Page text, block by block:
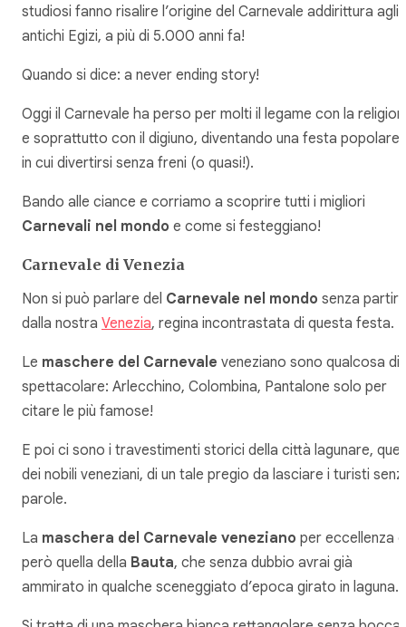
studiosi fanno risalire l’origine del Carnevale addirittura agli
antichi Egizi, a più di 5.000 anni fa!
Quando si dice: a never ending story!
Oggi il Carnevale ha perso per molti il legame con la
e soprattutto con il digiuno, diventando una festa popolare,
in cui divertirsi senza freni (o quasi!).
Bando alle ciance e corriamo a scoprire tutti i migliori
Carnevali nel mondo e come si festeggiano!
Carnevale di Venezia
Non si può parlare del Carnevale nel mondo senza partire
dalla nostra Venezia, regina incontrastata di questa festa.
Le maschere del Carnevale veneziano sono qualcosa di
spettacolare: Arlecchino, Colombina, Pantalone solo per
citare le più famose!
E poi ci sono i travestimenti storici della città lagunare,
dei nobili veneziani, di un tale pregio da lasciare i turisti
parole.
La maschera del Carnevale veneziano per eccellenza è
però quella della Bauta, che senza dubbio avrai già
ammirato in qualche sceneggiato d’epoca girato in laguna.